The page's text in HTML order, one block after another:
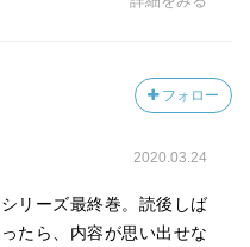
顔は下膨れで洋梨のよう
】四十三歳。《ネットを
地を手に入れマンション
る。ルックスはよい。
フォロー
2020.03.24
リーズ最終巻。読後しば
たら、内容が思い出せな